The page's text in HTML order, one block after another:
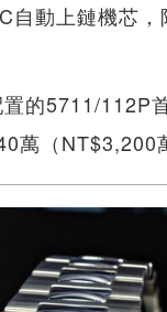
自動上鏈機芯，
的5711/112P
萬（NT$3,200